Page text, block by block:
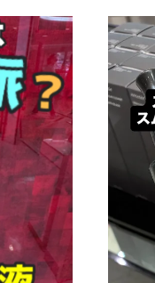
ススノー
リフト